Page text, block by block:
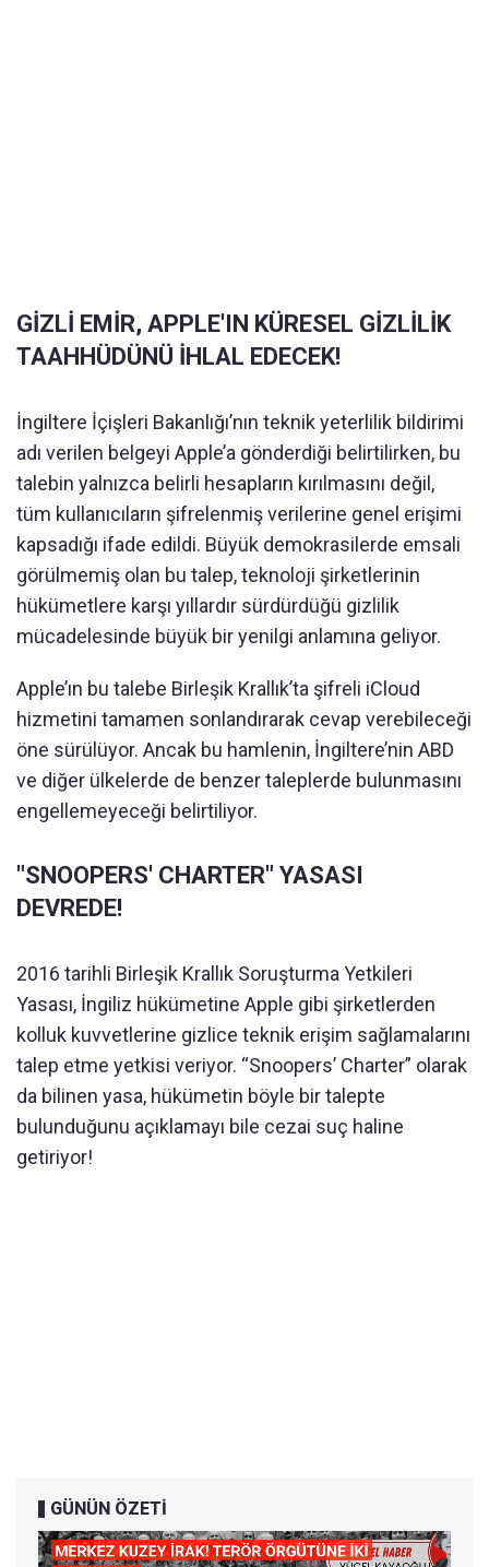
GİZLİ EMİR, APPLE'IN KÜRESEL GİZLİLİK
TAAHHÜDÜNÜ İHLAL EDECEK!
İngiltere İçişleri Bakanlığı’nın teknik yeterlilik bildirimi
adı verilen belgeyi Apple’a gönderdiği belirtilirken, bu
talebin yalnızca belirli hesapların kırılmasını değil,
tüm kullanıcıların şifrelenmiş verilerine genel erişimi
kapsadığı ifade edildi. Büyük demokrasilerde emsali
görülmemiş olan bu talep, teknoloji şirketlerinin
hükümetlere karşı yıllardır sürdürdüğü gizlilik
mücadelesinde büyük bir yenilgi anlamına geliyor.
Apple’ın bu talebe Birleşik Krallık’ta şifreli iCloud
hizmetini tamamen sonlandırarak cevap verebileceği
öne sürülüyor. Ancak bu hamlenin, İngiltere’nin ABD
ve diğer ülkelerde de benzer taleplerde bulunmasını
engellemeyeceği belirtiliyor.
"SNOOPERS' CHARTER" YASASI
DEVREDE!
2016 tarihli Birleşik Krallık Soruşturma Yetkileri
Yasası, İngiliz hükümetine Apple gibi şirketlerden
kolluk kuvvetlerine gizlice teknik erişim sağlamalarını
talep etme yetkisi veriyor. “Snoopers’ Charter” olarak
da bilinen yasa, hükümetin böyle bir talepte
bulunduğunu açıklamayı bile cezai suç haline
getiriyor!
GÜNÜN ÖZETİ